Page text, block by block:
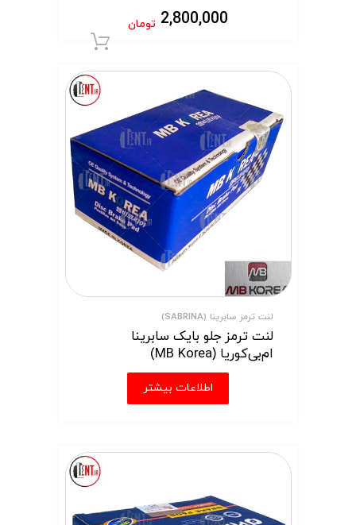
2,800,000 تومان
لنت ترمز سابرینا (SABRINA)
لنت ترمز جلو بایک سابرینا
ام‌بی‌کوریا (MB Korea)
اطلاعات بیشتر